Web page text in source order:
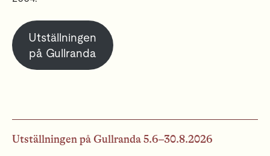
Utställningen
på Gullranda
Utställningen på Gullranda 5.6–30.8.2026